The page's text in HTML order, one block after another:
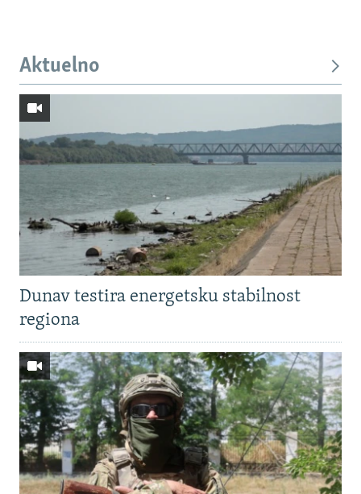
Aktuelno
Dunav testira energetsku stabilnost
regiona